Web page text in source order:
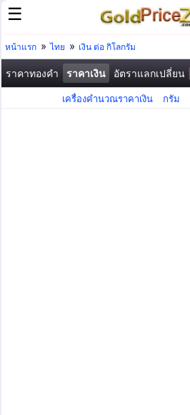
หน้าแรก ไทย เงิน ต่อ กิโลกรัม
ราคาทองคำ ราคาเงิน อัตราแลกเปลี่ยน
เครื่องคำนวณราคาเงิน กรัม